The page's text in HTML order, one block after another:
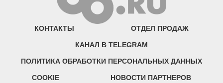
КОНТАКТЫ ОТДЕЛ ПРОДАЖ
КАНАЛ В TELEGRAM
ПОЛИТИКА ОБРАБОТКИ ПЕРСОНАЛЬНЫХ ДАННЫХ
COOKIE НОВОСТИ ПАРТНЕРОВ